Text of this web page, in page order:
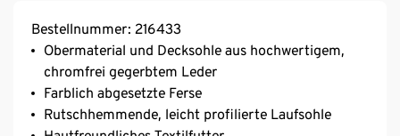
Bestellnummer: 216433
Obermaterial und Decksohle aus hochwertigem,
chromfrei gegerbtem Leder
Farblich abgesetzte Ferse
Rutschhemmende, leicht profilierte Laufsohle